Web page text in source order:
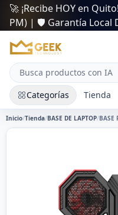
🚀 ¡Recibe HOY en
PM) | 🛡️ Garantía Local
Categorías Tienda
Inicio/Tienda/BASE DE LAPTOP/BASE